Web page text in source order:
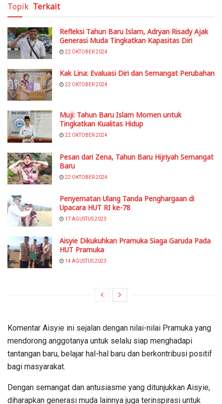
Topik Terkait
Refleksi Tahun Baru Islam, Adryan Risady Ajak
Generasi Muda Tingkatkan Kapasitas Diri
22 OKTOBER 2024
Kak Lina: Evaluasi Diri dan Semangat Perubahan
22 OKTOBER 2024
Muji: Tahun Baru Islam Momen untuk
Tingkatkan Kualitas Hidup
22 OKTOBER 2024
Pesan dari Zena, Tahun Baru Hijriyah Semangat
Baru
22 OKTOBER 2024
Penyematan Ulang Tanda Penghargaan di
Upacara HUT RI ke-78
17 AGUSTUS 2023
Aisyie Dikukuhkan Pramuka Siaga Garuda Pada
HUT Pramuka
14 AGUSTUS 2023
Komentar Aisyie ini sejalan dengan nilai-nilai Pramuka yang
mendorong anggotanya untuk selalu siap menghadapi
tantangan baru, belajar hal-hal baru dan berkontribusi positif
bagi masyarakat.
Dengan semangat dan antusiasme yang ditunjukkan Aisyie,
diharapkan generasi muda lainnya juga terinspirasi untuk